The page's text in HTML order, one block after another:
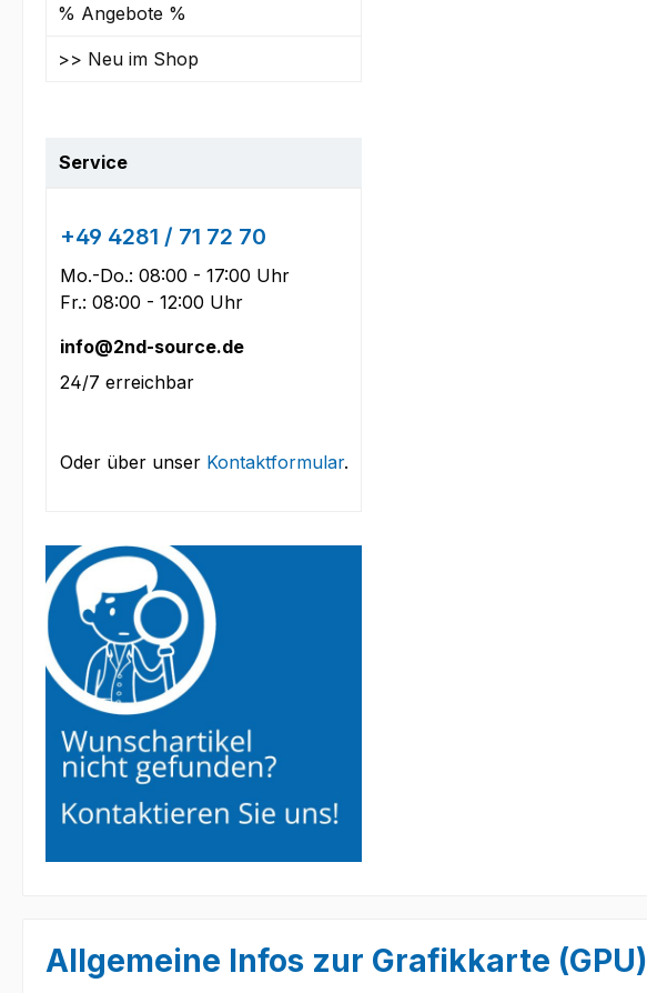
% Angebote %
>> Neu im Shop
Service
+49 4281 / 71 72 70
Mo.-Do.: 08:00 - 17:00 Uhr
Fr.: 08:00 - 12:00 Uhr
info@2nd-source.de
24/7 erreichbar
Oder über unser Kontaktformular.
Allgemeine Infos zur Grafikkarte (GPU)